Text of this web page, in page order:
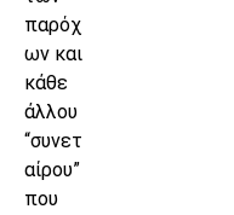
παρόχ
ων και
κάθε
άλλου
“συνετ
αίρου”
που